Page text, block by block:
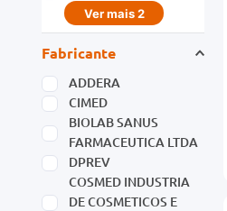
Ver mais 2
Fabricante
ADDERA
CIMED
BIOLAB SANUS
FARMACEUTICA LTDA
DPREV
COSMED INDUSTRIA
DE COSMETICOS E